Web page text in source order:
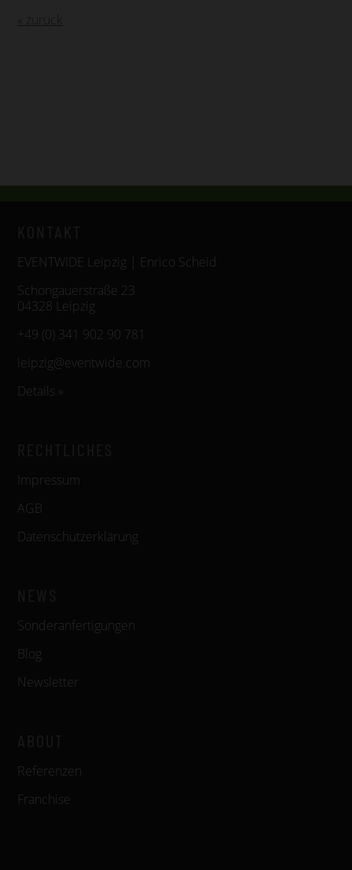
« zurück
EVENTWIDE Leipzig | Enrico Scheid
Schongauerstraße 23
04328 Leipzig
+49 (0) 341 902 90 781
leipzig@eventwide.com
Details »
Impressum
AGB
Datenschutzerklärung
Sonderanfertigungen
Blog
Newsletter
Referenzen
Franchise